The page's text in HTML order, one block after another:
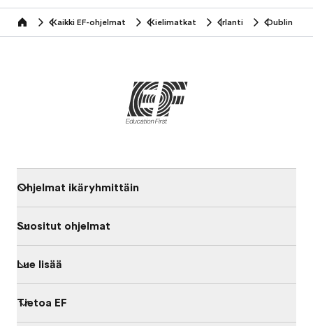
home Kaikki EF-ohjelmat Kielimatkat Irlanti Dublin
Ohjelmat ikäryhmittäin
Suositut ohjelmat
Lue lisää
Tietoa EF